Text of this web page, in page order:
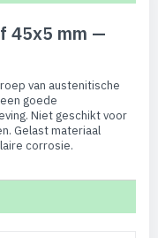
45x5 mm —
van austenitische
goede
Niet geschikt voor
Gelast materiaal
corrosie.